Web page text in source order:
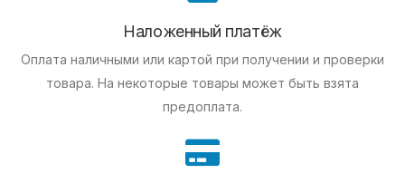
Наложенный платёж
Оплата наличными или картой при получении и проверки
товара. На некоторые товары может быть взята
предоплата.